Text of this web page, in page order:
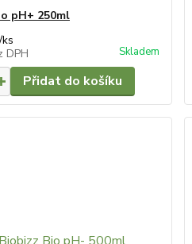
pH+ 250ml
ks
DPH Skladem
Přidat do košíku